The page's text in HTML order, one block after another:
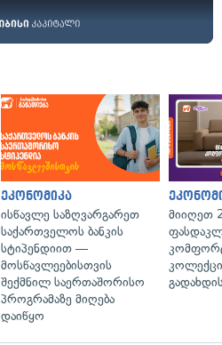
ეკონომიკა
ისწავლე საზღვარგარეთ
საქართველოს ბანკის
სტიპენდიით —
მოსწავლეებისთვის
შექმნილ საერთაშორისო
პროგრამაზე მიღება
დაიწყო
მიიღეთ